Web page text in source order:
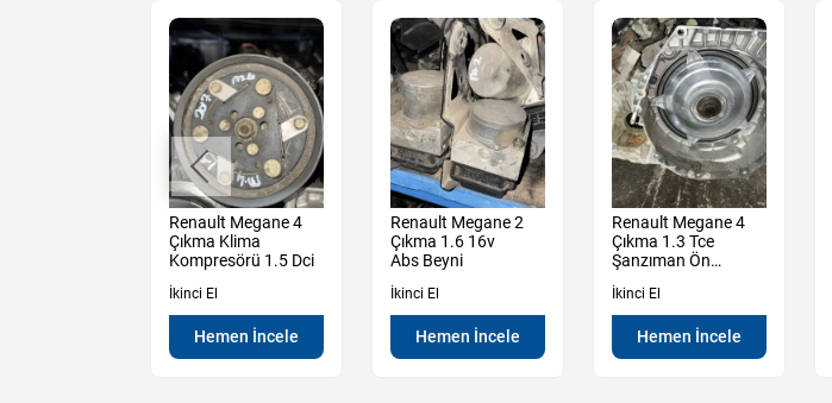
Renault Megane 4
Çıkma Klima
Kompresörü 1.5 Dci
İkinci El
Hemen İncele
Renault Megane 2
Çıkma 1.6 16v
Abs Beyni
İkinci El
Hemen İncele
Renault Megane 4
Çıkma 1.3 Tce
Şanzıman Ön
İkinci El
Hemen İncele